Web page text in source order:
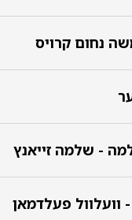
נחום קרויס
- שלמה זייאנץ
פעלדמאן